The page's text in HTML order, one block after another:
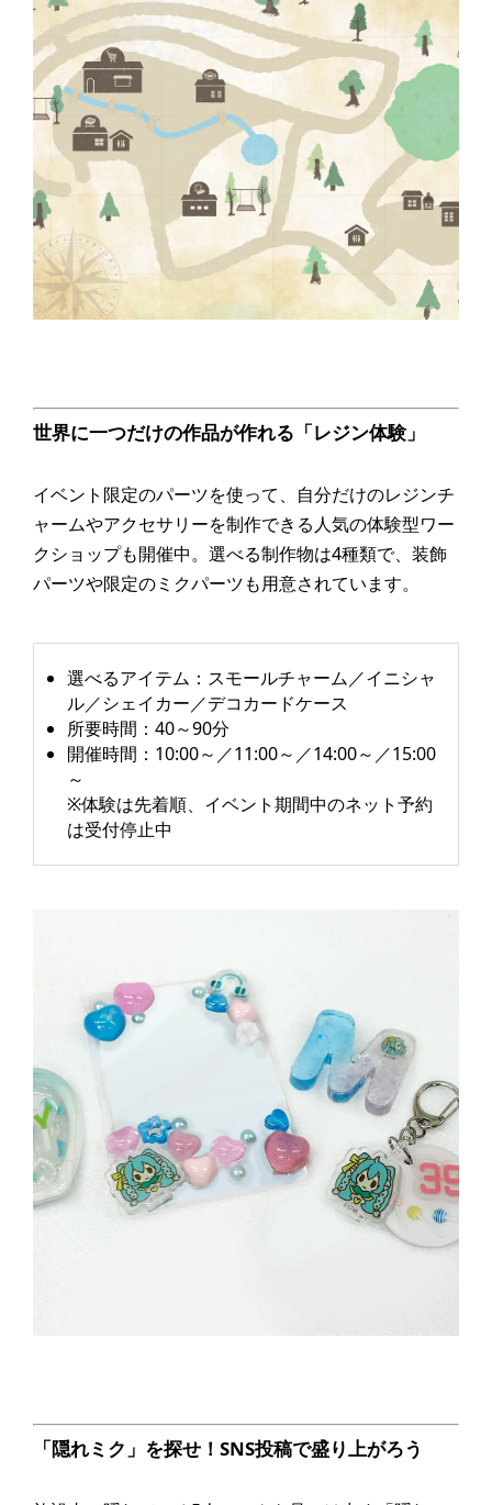
世界に一つだけの作品が作れる「レジン体験」
イベント限定のパーツを使って、自分だけのレジンチ
ャームやアクセサリーを制作できる人気の体験型ワー
クショップも開催中。選べる制作物は4種類で、装飾
パーツや限定のミクパーツも用意されています。
選べるアイテム：スモールチャーム／イニシャ
ル／シェイカー／デコカードケース
所要時間：40～90分
開催時間：10:00～／11:00～／14:00～／15:00
～
※体験は先着順、イベント期間中のネット予約
は受付停止中
「隠れミク」を探せ！SNS投稿で盛り上がろう